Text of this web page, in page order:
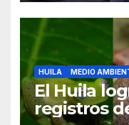
HUILA MEDIO
El Huila
registros